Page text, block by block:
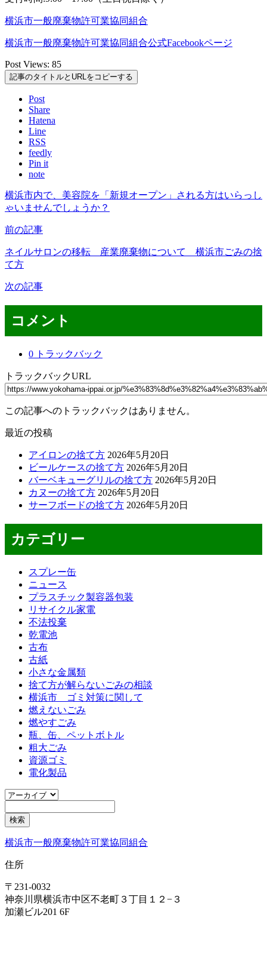
横浜市一般廃棄物許可業協同組合
横浜市一般廃棄物許可業協同組合公式Facebookページ
Post Views: 85
記事のタイトルとURLをコピーする
Post
Share
Hatena
Line
RSS
feedly
Pin it
note
横浜市内で、美容院を「新規オープン」される方はいらっし
ゃいませんでしょうか？
前の記事
ネイルサロンの移転 産業廃棄物について 横浜市ごみの捨
て方
次の記事
コメント
0 トラックバック
トラックバックURL
この記事へのトラックバックはありません。
最近の投稿
アイロンの捨て方 2026年5月20日
ビールケースの捨て方 2026年5月20日
バーベキューグリルの捨て方 2026年5月20日
カヌーの捨て方 2026年5月20日
サーフボードの捨て方 2026年5月20日
カテゴリー
スプレー缶
ニュース
プラスチック製容器包装
リサイクル家電
不法投棄
乾電池
古布
古紙
小さな金属類
捨て方が解らないごみの相談
横浜市 ゴミ対策に関して
燃えないごみ
燃やすごみ
瓶、缶、ペットボトル
粗大ごみ
資源ゴミ
電化製品
横浜市一般廃棄物許可業協同組合
住所
〒231-0032
神奈川県横浜市中区不老町３丁目１２−３
加瀬ビル201 6F